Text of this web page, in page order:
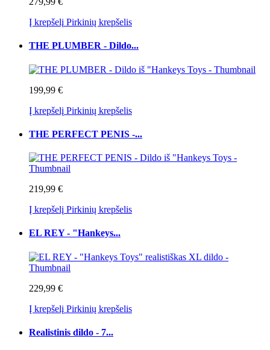
Į krepšelį Pirkinių krepšelis
THE PLUMBER - Dildo...
199,99 €
Į krepšelį Pirkinių krepšelis
THE PERFECT PENIS -...
219,99 €
Į krepšelį Pirkinių krepšelis
EL REY - "Hankeys...
229,99 €
Į krepšelį Pirkinių krepšelis
Realistinis dildo - 7...